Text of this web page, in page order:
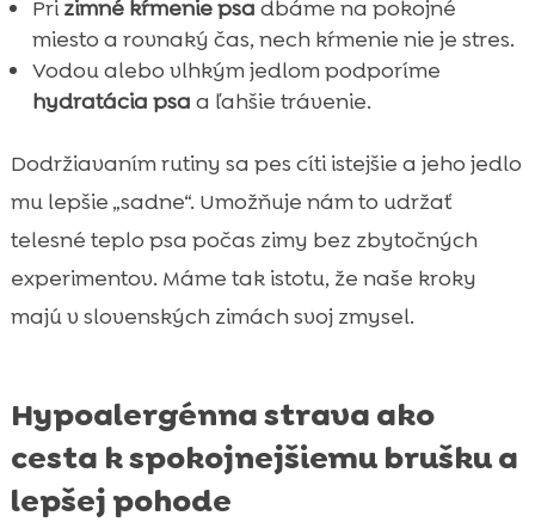
Prizimné kŕmenie psa dbáme na pokojné
miesto a rovnaký čas, nech kŕmenie nie je stres.
Vodou alebo vlhkým jedlom podporíme
hydratácia psa a ľahšie trávenie.
Dodržiavaním rutiny sa pes cíti istejšie a jeho jedlo
mu lepšie „sadne“. Umožňuje nám to udržať
telesné teplo psa počas zimy bez zbytočných
experimentov. Máme tak istotu, že naše kroky
majú v slovenských zimách svoj zmysel.
Hypoalergénna strava ako
cesta k spokojnejšiemu brušku a
lepšej pohode